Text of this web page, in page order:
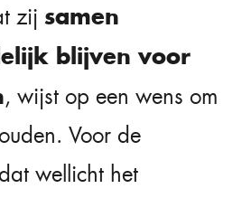
zij samen
blijven voor
, wijst op een wens om
Voor de
wellicht het